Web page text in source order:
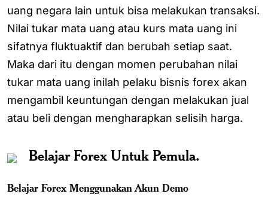
uang negara lain untuk bisa melakukan transaksi.
Nilai tukar mata uang atau kurs mata uang ini
sifatnya fluktuaktif dan berubah setiap saat.
Maka dari itu dengan momen perubahan nilai
tukar mata uang inilah pelaku bisnis forex akan
mengambil keuntungan dengan melakukan jual
atau beli dengan mengharapkan selisih harga.
Belajar Forex Untuk Pemula.
Belajar Forex Menggunakan Akun Demo